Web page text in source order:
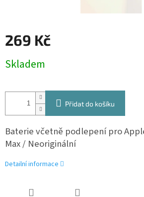
269 Kč
cena:
Skladem
Přidat do košíku
Baterie včetně podlepení pro
Max / Neoriginální
Detailní informace